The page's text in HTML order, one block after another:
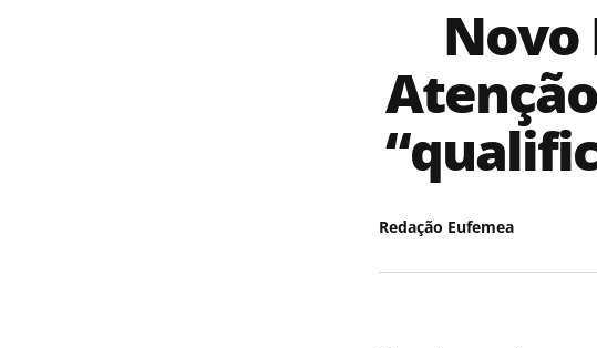
Novo
Redação Eufemea